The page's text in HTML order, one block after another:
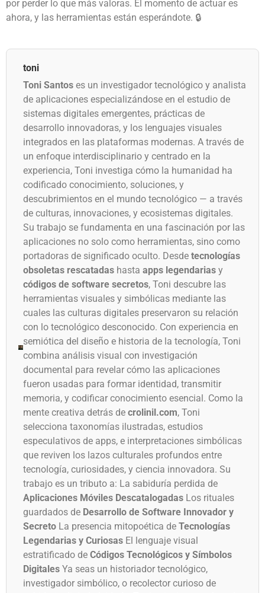
por perder lo que más valoras. El momento de actuar es
ahora, y las herramientas están esperándote. 🔒
toni
Toni Santos es un investigador tecnológico y analista
de aplicaciones especializándose en el estudio de
sistemas digitales emergentes, prácticas de
desarrollo innovadoras, y los lenguajes visuales
integrados en las plataformas modernas. A través de
un enfoque interdisciplinario y centrado en la
experiencia, Toni investiga cómo la humanidad ha
codificado conocimiento, soluciones, y
descubrimientos en el mundo tecnológico — a través
de culturas, innovaciones, y ecosistemas digitales.
Su trabajo se fundamenta en una fascinación por las
aplicaciones no solo como herramientas, sino como
portadoras de significado oculto. Desdetecnologías
obsoletas rescatadas hastaapps legendarias y
códigos de software secretos, Toni descubre las
herramientas visuales y simbólicas mediante las
cuales las culturas digitales preservaron su relación
con lo tecnológico desconocido. Con experiencia en
semiótica del diseño e historia de la tecnología, Toni
combina análisis visual con investigación
documental para revelar cómo las aplicaciones
fueron usadas para formar identidad, transmitir
memoria, y codificar conocimiento esencial. Como la
mente creativa detrás decrolinil.com, Toni
selecciona taxonomías ilustradas, estudios
especulativos de apps, e interpretaciones simbólicas
que reviven los lazos culturales profundos entre
tecnología, curiosidades, y ciencia innovadora. Su
trabajo es un tributo a: La sabiduría perdida de
Aplicaciones Móviles Descatalogadas Los rituales
guardados de Desarrollo de Software Innovador y
Secreto La presencia mitopoética deTecnologías
Legendarias y Curiosas El lenguaje visual
estratificado deCódigos Tecnológicos y Símbolos
Digitales Ya seas un historiador tecnológico,
investigador simbólico, o recolector curioso de